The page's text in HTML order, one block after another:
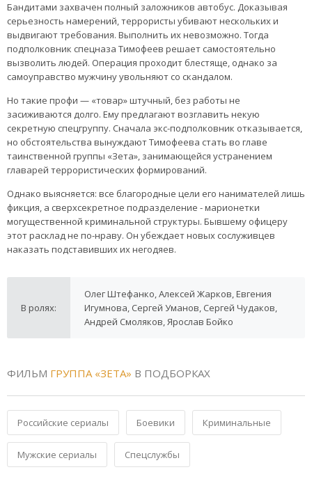
Бандитами захвачен полный заложников автобус. Доказывая
серьезность намерений, террористы убивают нескольких и
выдвигают требования. Выполнить их невозможно. Тогда
подполковник спецназа Тимофеев решает самостоятельно
вызволить людей. Операция проходит блестяще, однако за
самоуправство мужчину увольняют со скандалом.
Но такие профи — «товар» штучный, без работы не
засиживаются долго. Ему предлагают возглавить некую
секретную спецгруппу. Сначала экс-подполковник отказывается,
но обстоятельства вынуждают Тимофеева стать во главе
таинственной группы «Зета», занимающейся устранением
главарей террористических формирований.
Однако выясняется: все благородные цели его нанимателей лишь
фикция, а сверхсекретное подразделение - марионетки
могущественной криминальной структуры. Бывшему офицеру
этот расклад не по-нраву. Он убеждает новых сослуживцев
наказать подставивших их негодяев.
В ролях:
Олег Штефанко, Алексей Жарков, Евгения
Игумнова, Сергей Уманов, Сергей Чудаков,
Андрей Смоляков, Ярослав Бойко
ФИЛЬМ ГРУППА «ЗЕТА» В ПОДБОРКАХ
Российские сериалы Боевики Криминальные
Мужские сериалы Спецслужбы